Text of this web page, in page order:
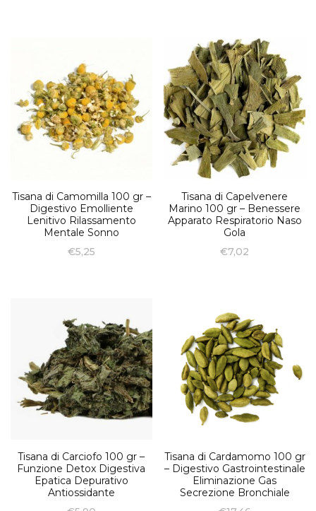
Tisana di Camomilla 100 gr –
Digestivo Emolliente
Lenitivo Rilassamento
Mentale Sonno
€5,25
Tisana di Capelvenere
Marino 100 gr – Benessere
Apparato Respiratorio Naso
Gola
€7,02
Tisana di Carciofo 100 gr –
Funzione Detox Digestiva
Epatica Depurativo
Antiossidante
Tisana di Cardamomo 100 gr
– Digestivo Gastrointestinale
Eliminazione Gas
Secrezione Bronchiale